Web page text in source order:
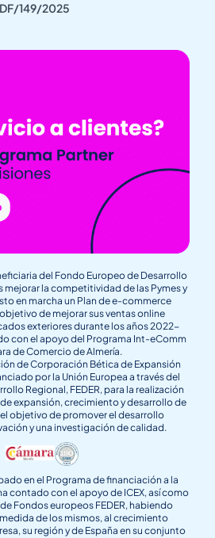
149/2025
del Fondo Europeo de Desarrollo
mejorar la competitividad de las Pymes y
en marcha un Plan de e-commerce
de mejorar sus ventas online
exteriores durante los años 2022-
con el apoyo del Programa Int-eComm
de Comercio de Almería.
de Corporación Bética de Expansión
por la Unión Europea a través del
Regional, FEDER, para la realización
expansión, crecimiento y desarrollo de
objetivo de promover el desarrollo
y una investigación de calidad.
en el Programa de financiación a la
contado con el apoyo de ICEX, así como
Fondos europeos FEDER, habiendo
de los mismos, al crecimiento
su región y de España en su conjunto